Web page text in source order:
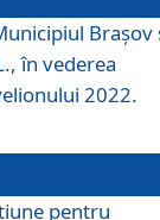
Brașov
în vederea
2022.
pentru